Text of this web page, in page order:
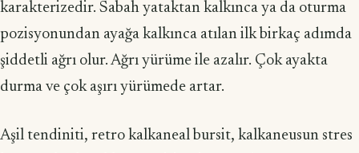
karakterizedir. Sabah yataktan kalkınca ya da oturma
pozisyonundan ayağa kalkınca atılan ilk birkaç adımda
şiddetli ağrı olur. Ağrı yürüme ile azalır. Çok ayakta
durma ve çok aşırı yürümede artar.
Aşil tendiniti, retro kalkaneal bursit, kalkaneusun stres